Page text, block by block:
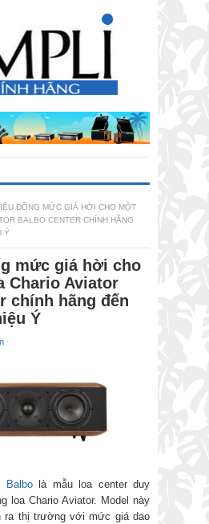
ĐỒNG MỨC GIÁ HỜI CHO MỘT
BALBO CENTER CHÍNH HÃNG
Ý
mức giá hời cho
Chario Aviator
chính hãng đến
Ý
·
Balbolà mẫu loa center duy
loa Chario Aviator. Model này
ra thị trường với mức giá dao